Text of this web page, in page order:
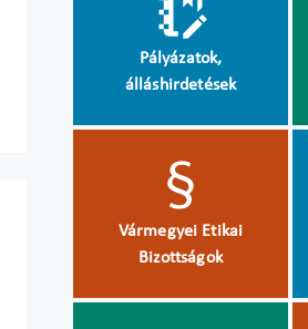
Pályázatok,
álláshirdetések
Vármegyei Etikai
Bizottságok